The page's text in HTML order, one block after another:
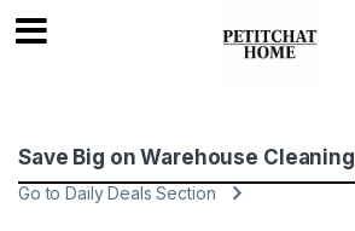
Save Big on Warehouse Cleaning
Go to Daily Deals Section